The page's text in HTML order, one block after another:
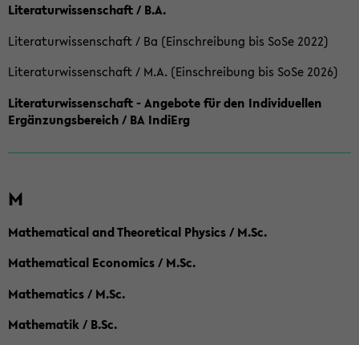
Literaturwissenschaft / B.A.
Literaturwissenschaft / Ba (Einschreibung bis SoSe 2022)
Literaturwissenschaft / M.A. (Einschreibung bis SoSe 2026)
Literaturwissenschaft - Angebote für den Individuellen
Ergänzungsbereich / BA IndiErg
M
Mathematical and Theoretical Physics / M.Sc.
Mathematical Economics / M.Sc.
Mathematics / M.Sc.
Mathematik / B.Sc.